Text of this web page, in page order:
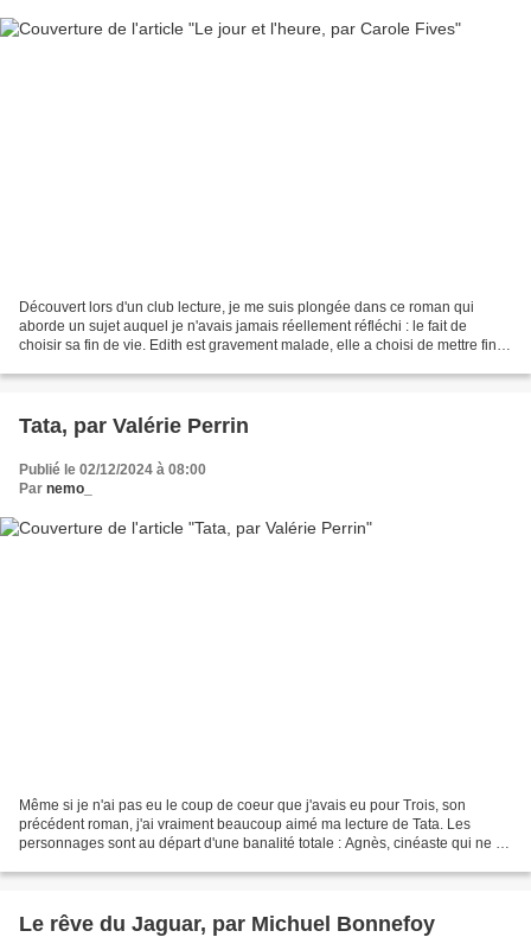
Découvert lors d'un club lecture, je me suis plongée dans ce roman qui
aborde un sujet auquel je n'avais jamais réellement réfléchi : le fait de
choisir sa fin de vie. Edith est gravement malade, elle a choisi de mettre fin à
Tata, par Valérie Perrin
Publié le 02/12/2024 à 08:00
Par nemo_
Même si je n'ai pas eu le coup de coeur que j'avais eu pour Trois, son
précédent roman, j'ai vraiment beaucoup aimé ma lecture de Tata. Les
personnages sont au départ d'une banalité totale : Agnès, cinéaste qui ne se
Le rêve du Jaguar, par Michuel Bonnefoy